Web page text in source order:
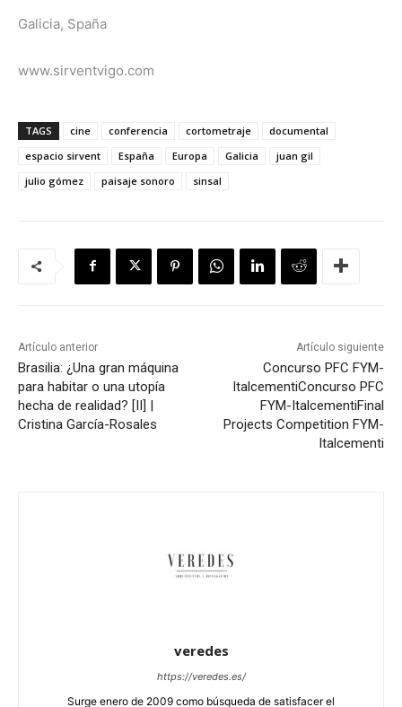
Galicia, Spaña
www.sirventvigo.com
TAGS cine conferencia cortometraje
documental
espacio sirvent
España Europa Galicia
juan gil
julio gómez
paisaje sonoro sinsal
Artículo anterior
Brasilia: ¿Una gran máquina
para habitar o una utopía
hecha de realidad? [II] |
Cristina García-Rosales
Artículo siguiente
Concurso PFC FYM-
ItalcementiConcurso PFC
FYM-ItalcementiFinal
Projects Competition FYM-
Italcementi
veredes
https://veredes.es/
Surge enero de 2009 como búsqueda de satisfacer el